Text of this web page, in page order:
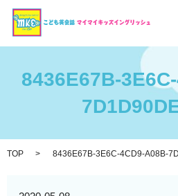
8436E67B-
TOP 8436E67B-3E6C-4CD9-A08B-